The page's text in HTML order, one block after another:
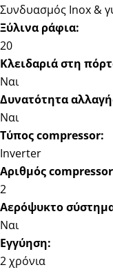
Συνδυασμός Inox &
Ξύλινα ράφια:
20
Κλειδαριά στη
Ναι
Δυνατότητα
Ναι
Τύπος compressor:
Inverter
Αριθμός
2
Αερόψυκτο
Ναι
Εγγύηση:
2 χρόνια